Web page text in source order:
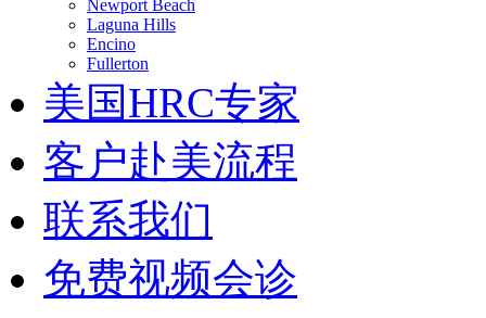
Newport Beach
Laguna Hills
Encino
Fullerton
美国HRC专家
客户赴美流程
联系我们
免费视频会诊